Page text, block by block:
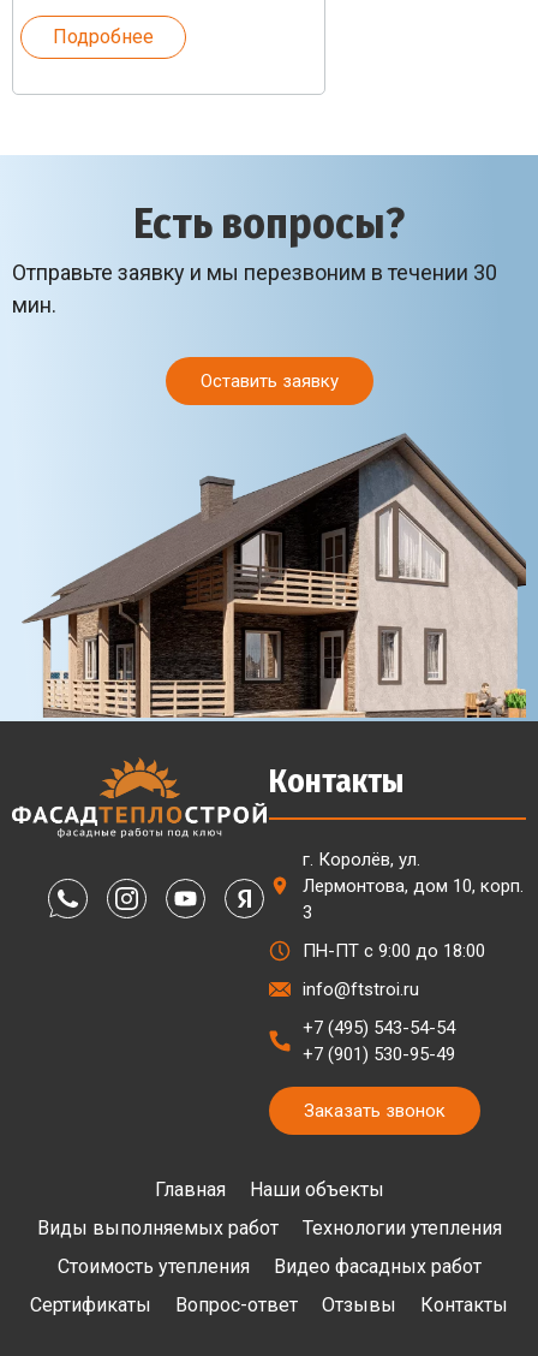
Подробнее
Есть вопросы?
Отправьте заявку и мы перезвоним в течении 30
мин.
Оставить заявку
Главная
Наши объекты
Виды выполняемых работ
Технологии утепления
Стоимость утепления
Видео фасадных работ
Сертификаты
Вопрос-ответ Отзывы Контакты
Контакты
г. Королёв, ул.
Лермонтова, дом 10, корп.
3
ПН-ПТ с 9:00 до 18:00
info@ftstroi.ru
+7 (495) 543-54-54
+7 (901) 530-95-49
Заказать звонок